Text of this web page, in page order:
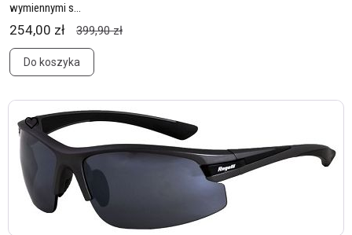
wymiennymi s...
254,00 zł 399,90 zł
Do koszyka